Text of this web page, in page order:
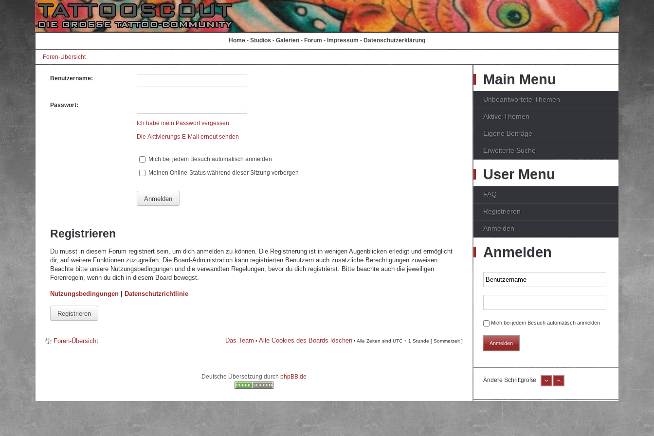
Home - Studios - Galerien - Forum - Impressum - Datenschutzerklärung
Foren-Übersicht
Benutzername:
Passwort:
Ich habe mein Passwort vergessen
Die Aktivierungs-E-Mail erneut senden
Mich bei jedem Besuch automatisch anmelden
Meinen Online-Status während dieser Sitzung verbergen
Registrieren
Du musst in diesem Forum registriert sein, um dich anmelden zu können. Die Registrierung ist in wenigen Augenblicken erledigt und ermöglicht
dir, auf weitere Funktionen zuzugreifen. Die Board-Administration kann registrierten Benutzern auch zusätzliche Berechtigungen zuweisen.
Beachte bitte unsere Nutzungsbedingungen und die verwandten Regelungen, bevor du dich registrierst. Bitte beachte auch die jeweiligen
Forenregeln, wenn du dich in diesem Board bewegst.
Nutzungsbedingungen | Datenschutzrichtlinie
Registrieren
Foren-Übersicht Das Team • Alle Cookies des Boards löschen • Alle Zeiten sind UTC + 1 Stunde [ Sommerzeit ]
Deutsche Übersetzung durch phpBB.de
Main Menu
Unbeantwortete Themen
Aktive Themen
Eigene Beiträge
Erweiterte Suche
User Menu
FAQ
Registrieren
Anmelden
Anmelden
Mich bei jedem Besuch automatisch anmelden
Ändere Schriftgröße